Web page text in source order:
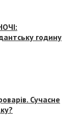
годину
Сучасне